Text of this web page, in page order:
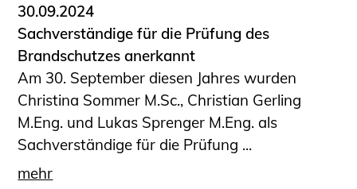
30.09.2024
Sachverständige für die Prüfung des
Brandschutzes anerkannt
Am 30. September diesen Jahres wurden
Christina Sommer M.Sc., Christian Gerling
M.Eng. und Lukas Sprenger M.Eng. als
Sachverständige für die Prüfung ...
mehr